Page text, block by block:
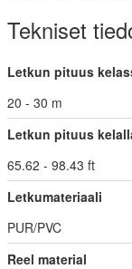
Tekniset
Letkun pituus
20 - 30 m
Letkun pituus
65.62 - 98.43 ft
Letkumateriaali
PUR/PVC
Reel material